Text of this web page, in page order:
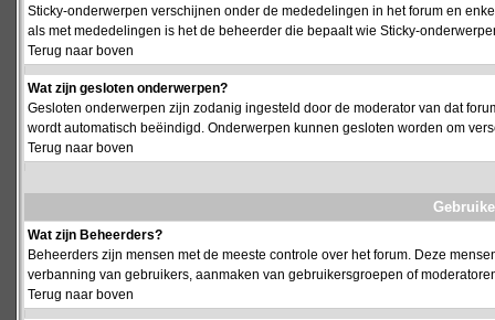
Sticky-onderwerpen verschijnen onder de mededelingen in het forum en
als met mededelingen is het de beheerder die bepaalt wie Sticky-
Terug naar boven
Wat zijn gesloten onderwerpen?
Gesloten onderwerpen zijn zodanig ingesteld door de moderator van dat
wordt automatisch beëindigd. Onderwerpen kunnen gesloten worden om
Terug naar boven
Wat zijn Beheerders?
Beheerders zijn mensen met de meeste controle over het forum. Deze
verbanning van gebruikers, aanmaken van gebruikersgroepen of
Terug naar boven